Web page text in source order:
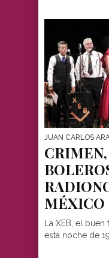
JUAN CARLOS
MÉXICO
La XEB, el
esta noche de